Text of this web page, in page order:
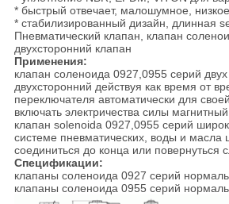
* быстрый отвечает, малошумное,
* стабилизированный дизайн, длинная
Пневматический клапан, клапан
двухсторонний клапан
Применения:
клапан соленоида 0927,0955 серий
двухсторонний действуя как время от
переключателя автоматически для
включать электричества силы
клапан solenoida 0927,0955 серий
системе пневматических, воды и масла
соединиться до конца или повернуться
Спецификации:
клапаны соленоида 0927 серий
клапаны соленоида 0955 серий